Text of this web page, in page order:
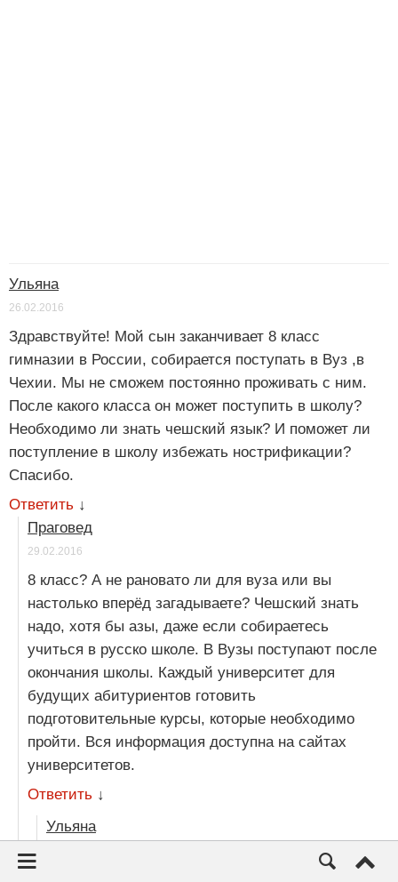
Ульяна
26.02.2016
Здравствуйте! Мой сын заканчивает 8 класс
гимназии в России, собирается поступать в Вуз ,в
Чехии. Мы не сможем постоянно проживать с ним.
После какого класса он может поступить в школу?
Необходимо ли знать чешский язык? И поможет ли
поступление в школу избежать нострификации?
Спасибо.
Ответить ↓
Праговед
29.02.2016
8 класс? А не рановато ли для вуза или вы
настолько вперёд загадываете? Чешский знать
надо, хотя бы азы, даже если собираетесь
учиться в русско школе. В Вузы поступают после
окончания школы. Каждый университет для
будущих абитуриентов готовить
подготовительные курсы, которые необходимо
пройти. Вся информация доступна на сайтах
университетов.
Ответить ↓
Ульяна